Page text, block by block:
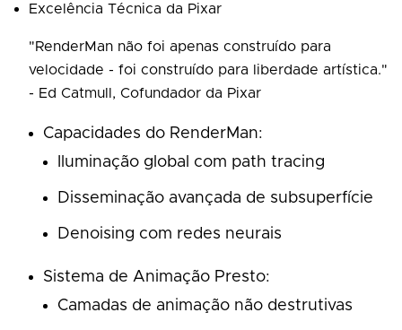
Excelência Técnica da Pixar
"RenderMan não foi apenas construído para
velocidade - foi construído para liberdade artística."
- Ed Catmull, Cofundador da Pixar
Capacidades do RenderMan:
Iluminação global com path tracing
Disseminação avançada de subsuperfície
Denoising com redes neurais
Sistema de Animação Presto:
Camadas de animação não destrutivas